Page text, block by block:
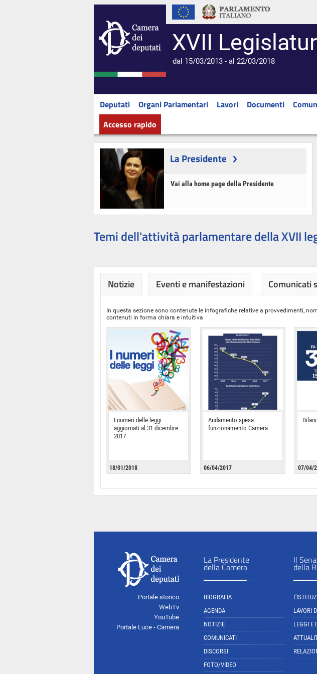
XVII
dal 15/03/2013 - al 22/03/2018
Deputati Organi Parlamentari Lavori Documenti
Accesso rapido
La Presidente
Vai alla home page della Presidente
Temi dell'attività parlamentare della XVII
Notizie Eventi e manifestazioni Comunicati
In questa sezione sono contenute le infografiche relative a provvedimenti,
contenuti in forma chiara e intuitiva
I numeri delle leggi
aggiornati al 31 dicembre
2017
18/01/2018
Andamento spesa
funzionamento Camera
06/04/2017 07/04/
Portale storico
WebTv
YouTube
Portale Luce - Camera
La Presidente
della Camera
BIOGRAFIA
AGENDA
NOTIZIE
COMUNICATI
DISCORSI
FOTO/VIDEO
Il
della
LAVORI
LEGGI E